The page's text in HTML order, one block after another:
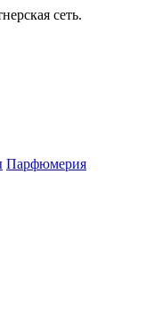
сеть.
Парфюмерия